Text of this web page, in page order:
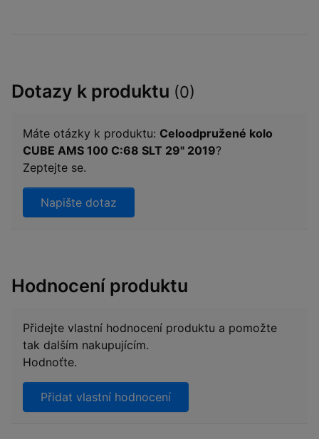
Dotazy k produktu (0)
Máte otázky k produktu: Celoodpružené kolo
CUBE AMS 100 C:68 SLT 29" 2019?
Zeptejte se.
Napište dotaz
Hodnocení produktu
Přidejte vlastní hodnocení produktu a pomožte
tak dalším nakupujícím.
Hodnoťte.
Přidat vlastní hodnocení